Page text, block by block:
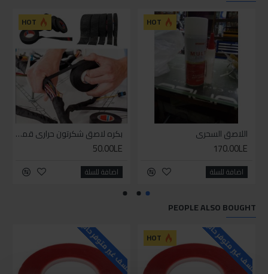
HOT
اللاصق السحري
170.00LE
اضافة للسلة
HOT
بكره لاصق شكرتون حراري قماش
50.00LE
اضافة للسلة
PEOPLE ALSO BOUGHT
HOT للاسف غير متوفر حاليا للاسف غير متوفر حاليا